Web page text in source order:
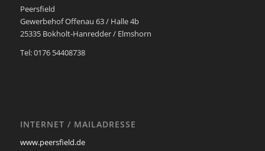
Peersfield
Gewerbehof Offenau 63 / Halle 4b
25335 Bokholt-Hanredder / Elmshorn
Tel: 0176 54408738
INTERNET / MAILADRESSE
www.peersfield.de